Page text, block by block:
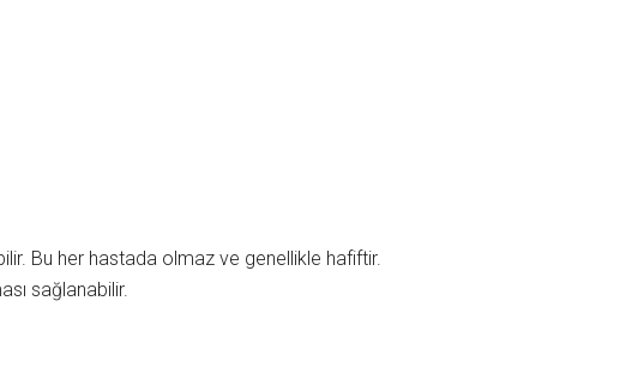
Bu her hastada olmaz ve genellikle hafiftir.
sağlanabilir.